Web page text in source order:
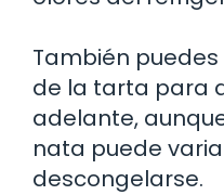
También
de la tarta para
adelante,
nata puede
descongelarse.